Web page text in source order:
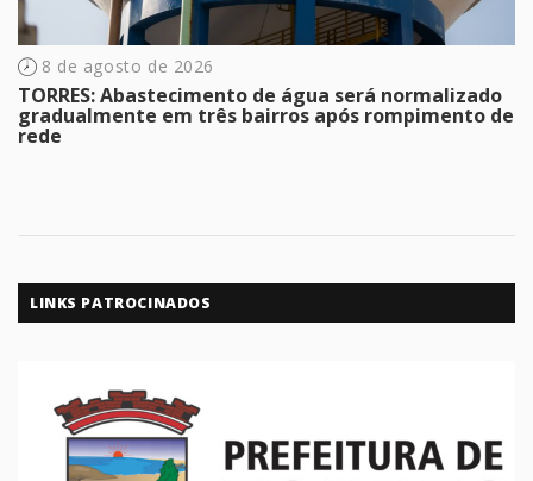
8 de agosto de 2026
TORRES: Abastecimento de água será normalizado
gradualmente em três bairros após rompimento de
rede
LINKS PATROCINADOS